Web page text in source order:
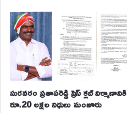
సురవరం ప్రతాపరెడ్డి ప్రెస్ క్లబ్ నిర్మాణానికి
రూ.20 లక్షల నిధులు మంజూరు